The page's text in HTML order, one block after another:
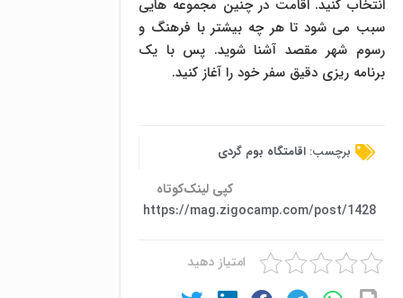
انتخاب کنید. اقامت در چنین مجموعه هایی
سبب می شود تا هر چه بیشتر با فرهنگ و
رسوم شهر مقصد آشنا شوید. پس با یک
برنامه ریزی دقیق سفر خود را آغاز کنید.
برچسب: اقامتگاه بوم گردی
کپی لینک‌کوتاه
https://mag.zigocamp.com/post/1428
امتیاز دهید